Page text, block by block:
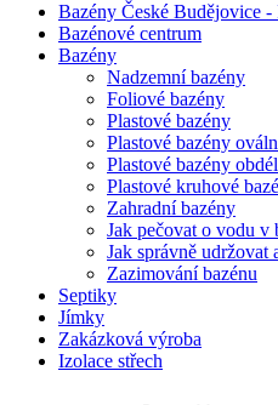
Bazény České Budějovice -
Bazénové centrum
Bazény
Nadzemní bazény
Foliové bazény
Plastové bazény
Plastové bazény
Plastové bazény
Plastové kruhové
Zahradní bazény
Jak pečovat o vodu v
Jak správně udržovat
Zazimování bazénu
Septiky
Jímky
Zakázková výroba
Izolace střech